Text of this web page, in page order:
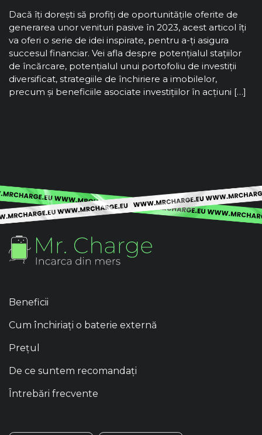
Dacă îți dorești să profiți de oportunitățile oferite de
generarea unor venituri pasive în 2023, acest articol îți
va oferi o serie de idei inspirate, pentru a-ți asigura
succesul financiar. Vei afla despre potențialul stațiilor
de încărcare, potențialul unui portofoliu de investiții
diversificat, strategiile de închiriere a imobilelor,
precum și beneficiile asociate investițiilor în acțiuni […]
Beneficii
Cum închiriați o baterie externă
Prețul
De ce suntem recomandați
Întrebări frecvente